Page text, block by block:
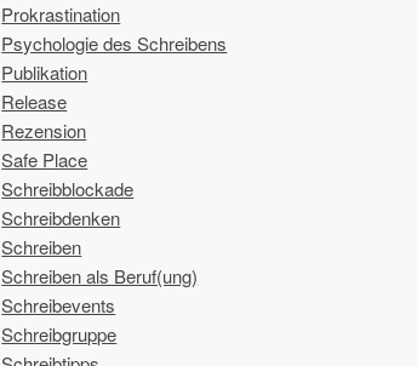
Prokrastination
Psychologie des Schreibens
Publikation
Release
Rezension
Safe Place
Schreibblockade
Schreibdenken
Schreiben
Schreiben als Beruf(ung)
Schreibevents
Schreibgruppe